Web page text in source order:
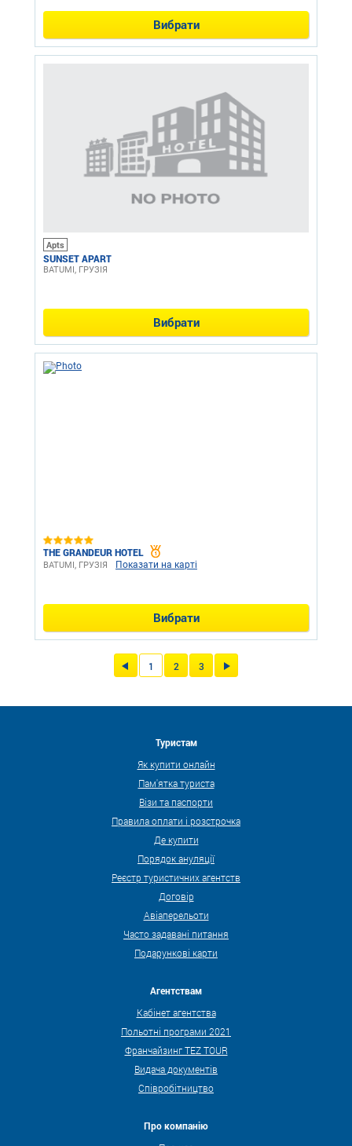
Вибрати
Apts
SUNSET APART
BATUMI, ГРУЗІЯ
Вибрати
THE GRANDEUR HOTEL
BATUMI, ГРУЗІЯ Показати на карті
Вибрати
1 2 3
Туристам
Як купити онлайн
Пам'ятка туриста
Візи та паспорти
Правила оплати і розстрочка
Де купити
Порядок ануляції
Реєстр туристичних агентств
Договір
Авіаперельоти
Часто задавані питання
Подарункові карти
Агентствам
Кабінет агентства
Польотні програми 2021
Франчайзинг TEZ TOUR
Видача документів
Співробітництво
Про компанію